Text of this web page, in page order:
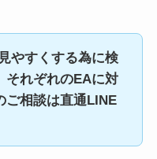
やすくする為に検
それぞれのEAに対
ご相談は直通LINE